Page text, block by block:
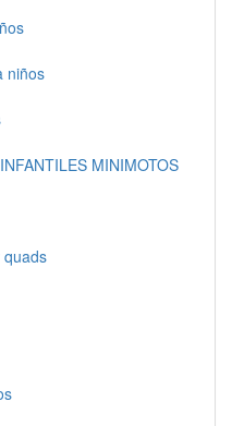
niños
MINIMOTOS
quads